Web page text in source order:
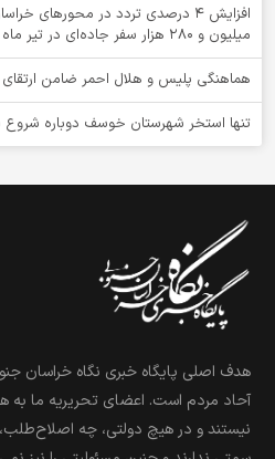
افزایش 4 درصدی تردد در محورهای
میلیون و 280 هزار سفر جاده‌ای در تیر ماه
هماهنگی پلیس و هلال احمر ضامن
تنها استخر شهرستان خوسف دوباره شروع
هدف اصلی پایگاه خبری نگاه خراسان
آحاد مردم است. اعضای تحریریه ما به
نیستند و در هیچ دولتی، چه اصلاح‌طلب،